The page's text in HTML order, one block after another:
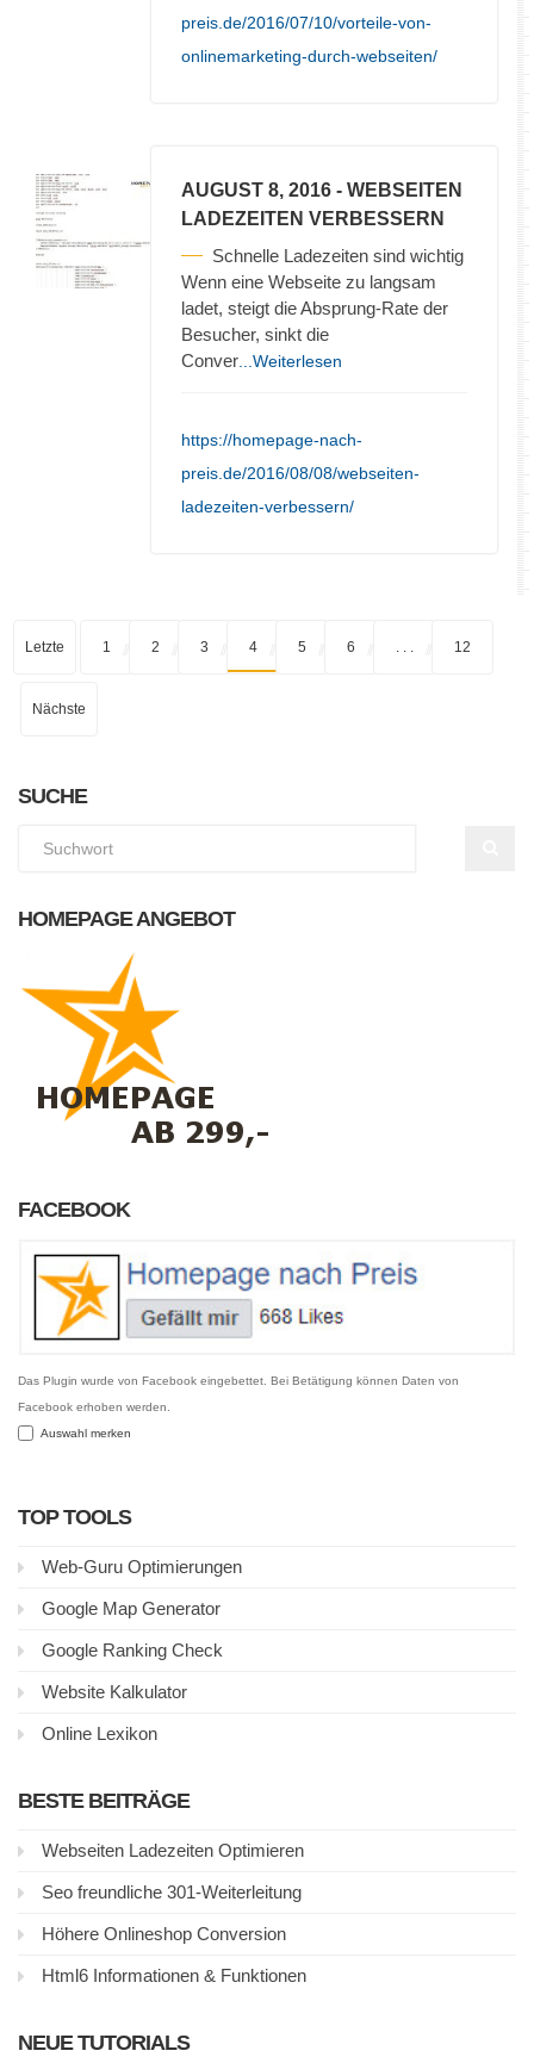
preis.de/2016/07/10/vorteile-von-
onlinemarketing-durch-webseiten/
AUGUST 8, 2016 - WEBSEITEN
LADEZEITEN VERBESSERN
Schnelle Ladezeiten sind wichtig
Wenn eine Webseite zu langsam
ladet, steigt die Absprung-Rate der
Besucher, sinkt die
Conver ...Weiterlesen
https://homepage-nach-
preis.de/2016/08/08/webseiten-
ladezeiten-verbessern/
Letzte 1 2 3 4 5 6 12
Nächste
SUCHE
HOMEPAGE ANGEBOT
FACEBOOK
Das Plugin wurde von Facebook eingebettet. Bei Betätigung können Daten von
Facebook erhoben werden.
Auswahl merken
TOP TOOLS
Web-Guru Optimierungen
Google Map Generator
Google Ranking Check
Website Kalkulator
Online Lexikon
BESTE BEITRÄGE
Webseiten Ladezeiten Optimieren
Seo freundliche 301-Weiterleitung
Höhere Onlineshop Conversion
Html6 Informationen & Funktionen
NEUE TUTORIALS